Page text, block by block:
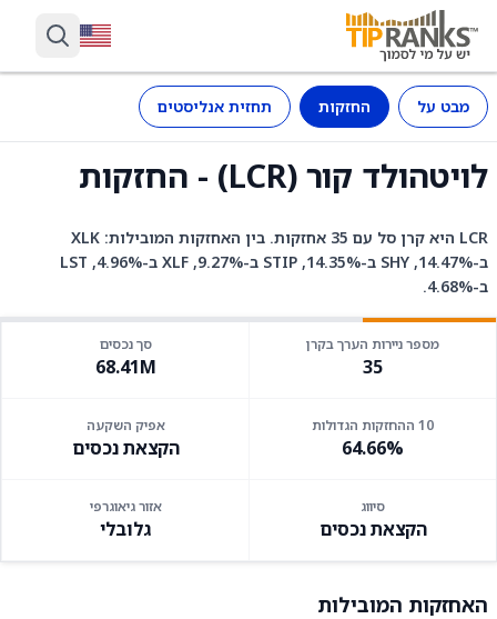
מבט על החזקות תחזית אנליסטים
לויטהולד קור (LCR) - החזקות
LCR היא קרן סל עם 35 אחזקות. בין האחזקות המובילות: XLK
ב-14.47%, SHY ב-14.35%, STIP ב-9.27%, XLF ב-4.96%, LST
ב-4.68%.
מספר ניירות הערך בקרן
35
סך נכסים
68.41M
10 ההחזקות הגדולות
64.66%
אפיק השקעה
הקצאת נכסים
סיווג
הקצאת נכסים
אזור גיאוגרפי
גלובלי
האחזקות המובילות